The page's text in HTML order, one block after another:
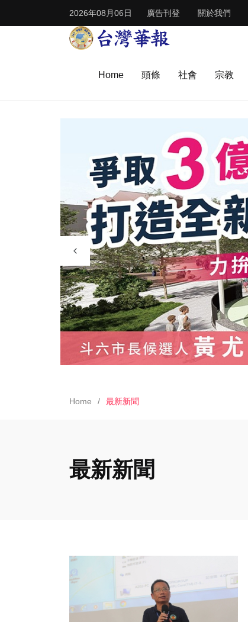
2026年08月06日 廣告刊登 關於我們
Home 頭條 社會 宗教
Home 最新新聞
最新新聞